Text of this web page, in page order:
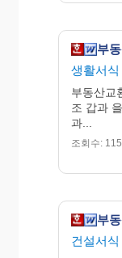
부
생활서식
부동산교
조 갑과
과...
조회수:
부
건설서식